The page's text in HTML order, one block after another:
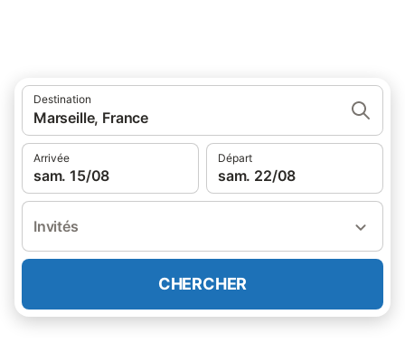
Destination
Marseille, France
Arrivée
sam. 15/08
Départ
sam. 22/08
Invités
CHERCHER